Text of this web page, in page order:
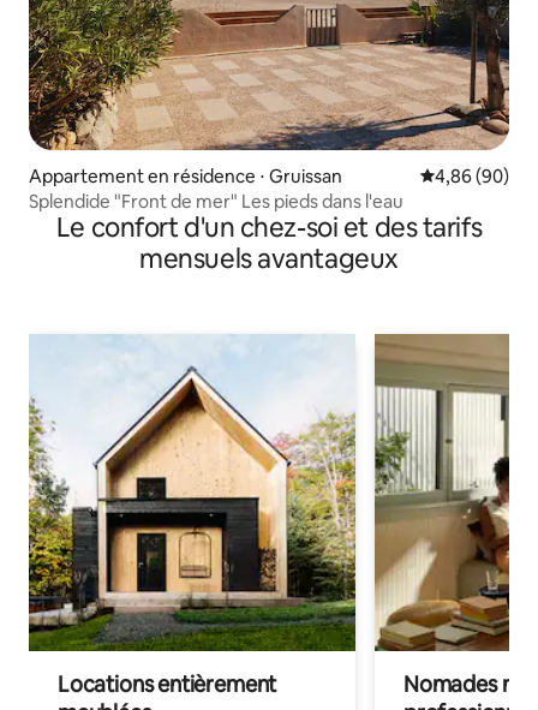
Appartement en résidence ⋅ Gruissan Évaluation
4,86 (90)
Splendide "Front de mer" Les pieds dans l'eau
Le confort d'un chez-soi et des tarifs
mensuels avantageux
Locations entièrement
Nomades